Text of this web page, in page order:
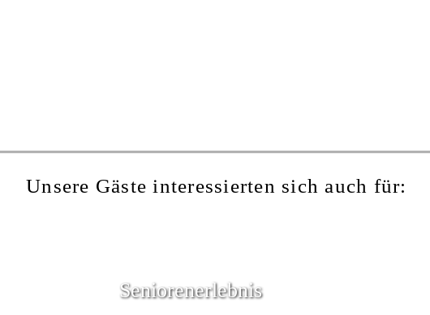
Unsere Gäste interessierten sich auch für:
Seniorenerlebnis